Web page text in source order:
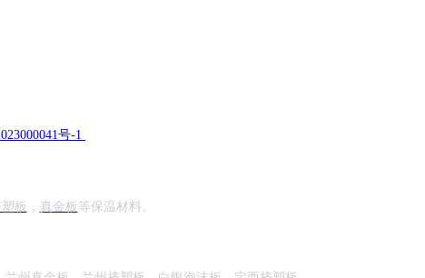
号-1
板 ， 真金板 等保温材料。